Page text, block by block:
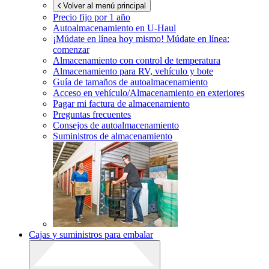
Volver al menú principal
Precio fijo por 1 año
Autoalmacenamiento en U-Haul
¡Múdate en línea hoy mismo! Múdate en línea:
comenzar
Almacenamiento con control de temperatura
Almacenamiento para RV, vehículo y bote
Guía de tamaños de autoalmacenamiento
Acceso en vehículo/Almacenamiento en exteriores
Pagar mi factura de almacenamiento
Preguntas frecuentes
Consejos de autoalmacenamiento
Suministros de almacenamiento
Cajas y suministros para embalar